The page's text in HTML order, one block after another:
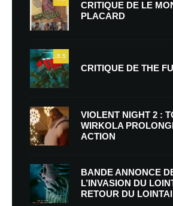
CRITIQUE DE LE
PLACARD
9.5
CRITIQUE DE THE
VIOLENT NIGHT 2 :
WIRKOLA
ACTION
BANDE ANNONCE
L’INVASION DU
RETOUR DU